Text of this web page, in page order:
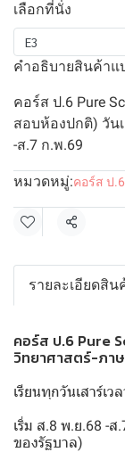
เลือกที่นั่ง
E3
คำอธิบายสินค้าแ
คอร์ส ป.6 Pure
สอบห้องปกติ) วันเ
-ส.7 ก.พ.69
หมวดหมู่:คอร์ส ป
แชร์
รายละเอียดสิน
คอร์ส ป.6 Pure
วิทยาศาสตร์-ภา
เรียนทุกวันเสาร์เว
เริ่ม ส.8 พ.ย.68 -
ของรัฐบาล)